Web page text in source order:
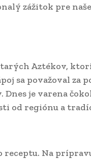
zážitok pre
Aztékov,
sa považoval za
je varena
od regiónu a
receptu. Na